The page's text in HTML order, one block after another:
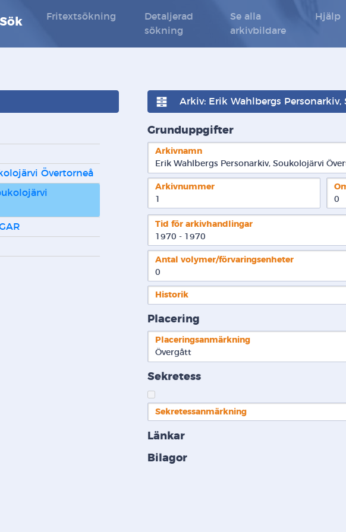
Fritextsökning
Detaljerad
sökning
Se alla
arkivbildare
Hjälp
Övertorneå
Arkiv: Erik Wahlbergs Personarkiv,
Grunduppgifter
Arkivnamn
Erik Wahlbergs Personarkiv, Soukolojärvi
Arkivnummer
1
0
Tid för arkivhandlingar
1970 - 1970
Antal volymer/förvaringsenheter
0
Historik
Placering
Placeringsanmärkning
Övergått
Sekretess
Sekretessanmärkning
Länkar
Bilagor